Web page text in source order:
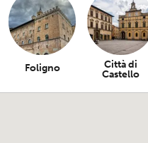
Foligno
Città di
Castello